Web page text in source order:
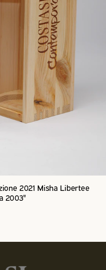
2021 Misha Libertee
2003"